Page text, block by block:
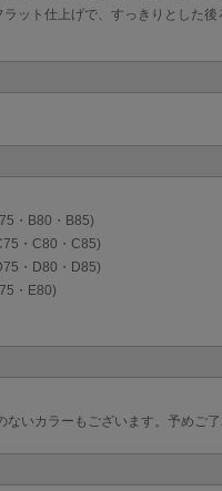
ット仕上げで、すっきりとした後
・B80・B85)
・C80・C85)
・D80・D85)
・E80)
いカラーもございます。予めご了